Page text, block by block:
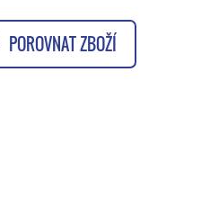
POROVNAT ZBOŽÍ